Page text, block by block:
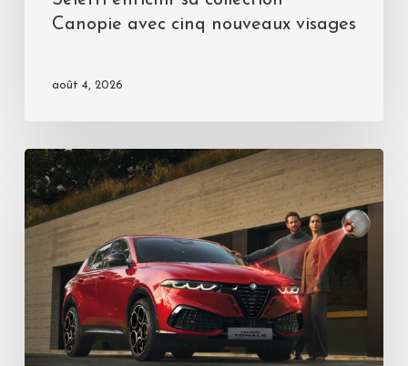
Canopie avec cinq nouveaux visages
août 4, 2026